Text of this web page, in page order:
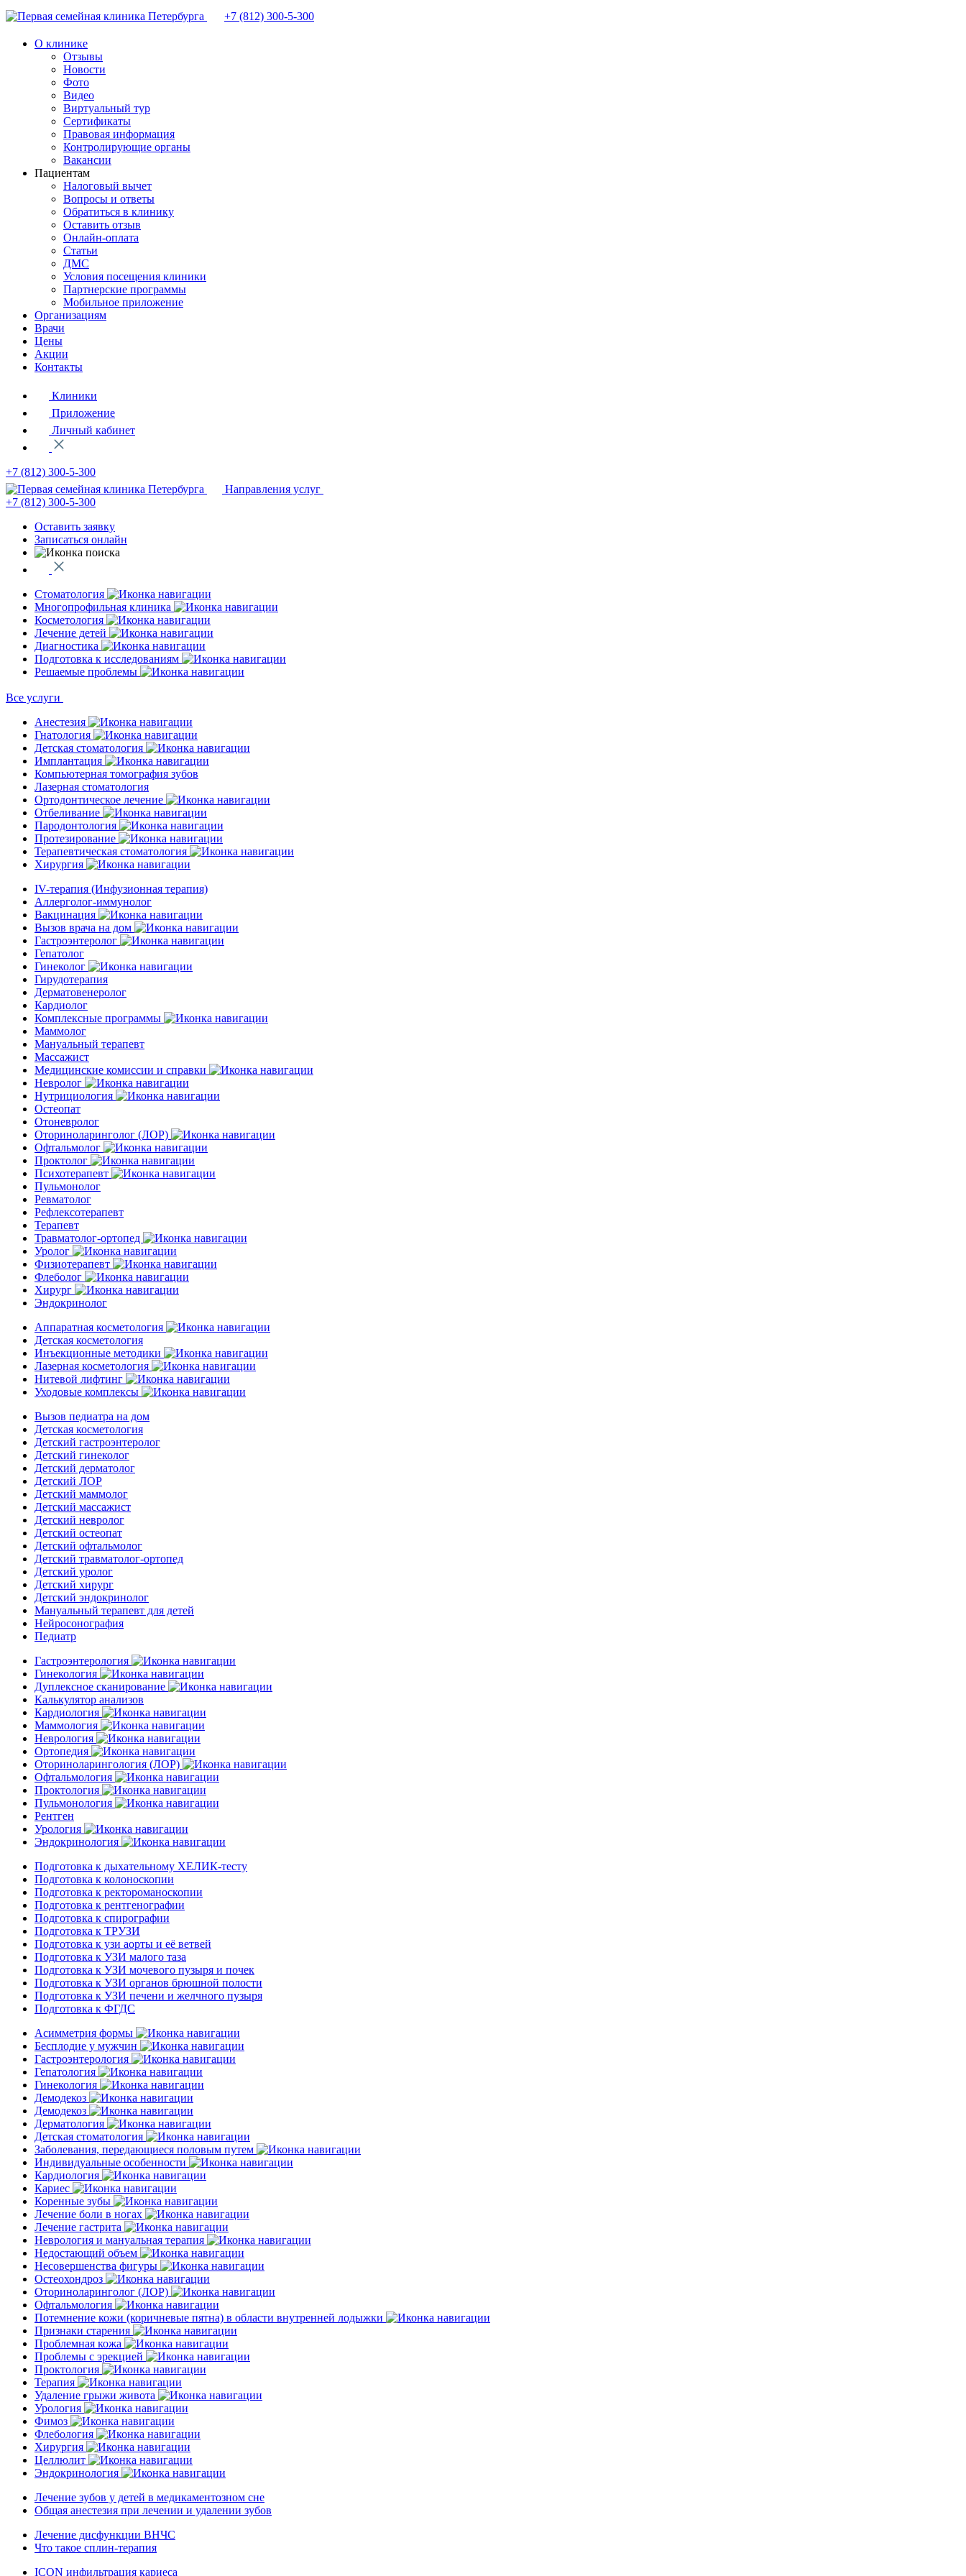
+7 (812) 300-5-300
О клинике
Отзывы
Новости
Фото
Видео
Виртуальный тур
Сертификаты
Правовая информация
Контролирующие органы
Вакансии
Пациентам
Налоговый вычет
Вопросы и ответы
Обратиться в клинику
Оставить отзыв
Онлайн-оплата
Статьи
ДМС
Условия посещения клиники
Партнерские программы
Мобильное приложение
Организациям
Врачи
Цены
Акции
Контакты
Клиники
Приложение
Личный кабинет
+7 (812) 300-5-300
Направления услуг
+7 (812) 300-5-300
Оставить заявку
Записаться онлайн
Стоматология
Многопрофильная клиника
Косметология
Лечение детей
Диагностика
Подготовка к исследованиям
Решаемые проблемы
Все услуги
Анестезия
Гнатология
Детская стоматология
Имплантация
Компьютерная томография зубов
Лазерная стоматология
Ортодонтическое лечение
Отбеливание
Пародонтология
Протезирование
Терапевтическая стоматология
Хирургия
IV-терапия (Инфузионная терапия)
Аллерголог-иммунолог
Вакцинация
Вызов врача на дом
Гастроэнтеролог
Гепатолог
Гинеколог
Гирудотерапия
Дерматовенеролог
Кардиолог
Комплексные программы
Маммолог
Мануальный терапевт
Массажист
Медицинские комиссии и справки
Невролог
Нутрициология
Остеопат
Отоневролог
Оториноларинголог (ЛОР)
Офтальмолог
Проктолог
Психотерапевт
Пульмонолог
Ревматолог
Рефлексотерапевт
Терапевт
Травматолог-ортопед
Уролог
Физиотерапевт
Флеболог
Хирург
Эндокринолог
Аппаратная косметология
Детская косметология
Инъекционные методики
Лазерная косметология
Нитевой лифтинг
Уходовые комплексы
Вызов педиатра на дом
Детская косметология
Детский гастроэнтеролог
Детский гинеколог
Детский дерматолог
Детский ЛОР
Детский маммолог
Детский массажист
Детский невролог
Детский остеопат
Детский офтальмолог
Детский травматолог-ортопед
Детский уролог
Детский хирург
Детский эндокринолог
Мануальный терапевт для детей
Нейросонография
Педиатр
Гастроэнтерология
Гинекология
Дуплексное сканирование
Калькулятор анализов
Кардиология
Маммология
Неврология
Ортопедия
Оториноларингология (ЛОР)
Офтальмология
Проктология
Пульмонология
Рентген
Урология
Эндокринология
Подготовка к дыхательному ХЕЛИК-тесту
Подготовка к колоноскопии
Подготовка к ректороманоскопии
Подготовка к рентгенографии
Подготовка к спирографии
Подготовка к ТРУЗИ
Подготовка к узи аорты и её ветвей
Подготовка к УЗИ малого таза
Подготовка к УЗИ мочевого пузыря и почек
Подготовка к УЗИ органов брюшной полости
Подготовка к УЗИ печени и желчного пузыря
Подготовка к ФГДС
Асимметрия формы
Бесплодие у мужчин
Гастроэнтерология
Гепатология
Гинекология
Демодекоз
Демодекоз
Дерматология
Детская стоматология
Заболевания, передающиеся половым путем
Индивидуальные особенности
Кардиология
Кариес
Коренные зубы
Лечение боли в ногах
Лечение гастрита
Неврология и мануальная терапия
Недостающий объем
Несовершенства фигуры
Остеохондроз
Оториноларинголог (ЛОР)
Офтальмология
Потемнение кожи (коричневые пятна) в области внутренней лодыжки
Признаки старения
Проблемная кожа
Проблемы с эрекцией
Проктология
Терапия
Удаление грыжи живота
Урология
Фимоз
Флебология
Хирургия
Целлюлит
Эндокринология
Лечение зубов у детей в медикаментозном сне
Общая анестезия при лечении и удалении зубов
Лечение дисфункции ВНЧС
Что такое сплин-терапия
ICON инфильтрация кариеса